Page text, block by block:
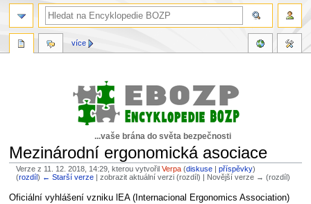
...vaše brána do světa bezpečnosti
Mezinárodní ergonomická asociace
Verze z 11. 12. 2018, 14:29, kterou vytvořilVerpa (diskuse |příspěvky)
(rozdíl) ← Starší verze | zobrazit aktuální verzi (rozdíl) | Novější verze → (rozdíl)
Skočit
Skočit
Oficiální vyhlášení vzniku lEA (Internacional Ergonomics Association)
více